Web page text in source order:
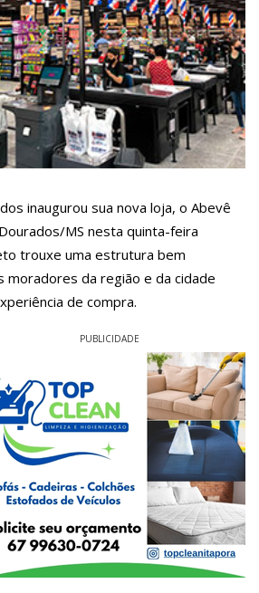
inaugurou sua nova loja, o Abevê
MS nesta quinta-feira
trouxe uma estrutura bem
moradores da região e da cidade
de compra.
PUBLICIDADE